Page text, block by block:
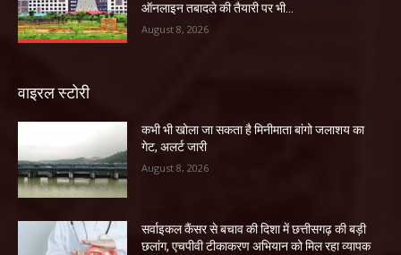
ऑनलाइन तबादले की तैयारी पर भी...
August 8, 2026
वाइरल स्टोरी
कभी भी खोला जा सकता है मिनीमाता बांगो जलाशय का
गेट, अलर्ट जारी
August 8, 2026
सर्वाइकल कैंसर से बचाव की दिशा में छत्तीसगढ़ की बड़ी
छलांग, एचपीवी टीकाकरण अभियान को मिल रहा व्यापक